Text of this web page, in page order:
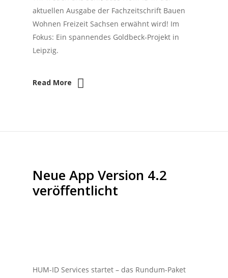
aktuellen Ausgabe der Fachzeitschrift Bauen
Wohnen Freizeit Sachsen erwähnt wird! Im
Fokus: Ein spannendes Goldbeck-Projekt in
Leipzig.
Read More
Neue App Version 4.2
veröffentlicht
HUM-ID Services startet – das Rundum-Paket